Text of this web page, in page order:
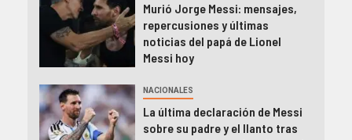
Murió Jorge Messi: mensajes,
repercusiones y últimas
noticias del papá de Lionel
Messi hoy
NACIONALES
La última declaración de Messi
sobre su padre y el llanto tras